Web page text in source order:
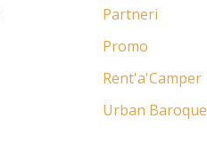
Partneri
Promo
Rent'a'Camper
Urban Baroque